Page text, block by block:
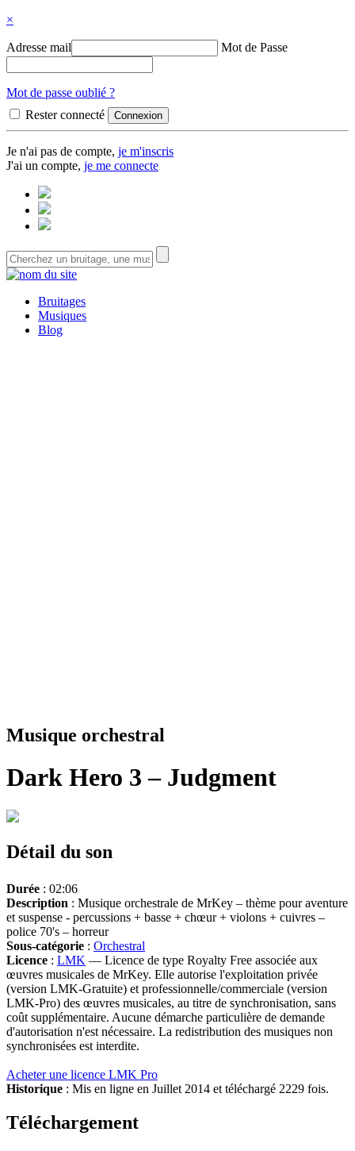
×
Adresse mail Mot de Passe
Mot de passe oublié ?
Rester connecté
Je n'ai pas de compte, je m'inscris
J'ai un compte, je me connecte
Bruitages
Musiques
Blog
Musique orchestral
Dark Hero 3 – Judgment
Détail du son
Durée : 02:06
Description : Musique orchestrale de MrKey – thème pour aventure
et suspense - percussions + basse + chœur + violons + cuivres –
police 70's – horreur
Sous-catégorie : Orchestral
Licence : LMK — Licence de type Royalty Free associée aux
œuvres musicales de MrKey. Elle autorise l'exploitation privée
(version LMK-Gratuite) et professionnelle/commerciale (version
LMK-Pro) des œuvres musicales, au titre de synchronisation, sans
coût supplémentaire. Aucune démarche particulière de demande
d'autorisation n'est nécessaire. La redistribution des musiques non
synchronisées est interdite.
Acheter une licence LMK Pro
Historique : Mis en ligne en Juillet 2014 et téléchargé 2229 fois.
Téléchargement